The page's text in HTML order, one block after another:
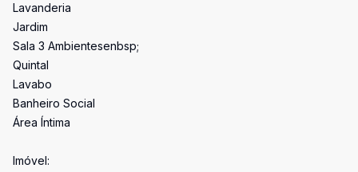
Lavanderia
Jardim
Sala 3 Ambientesenbsp;
Quintal
Lavabo
Banheiro Social
Área Íntima
Imóvel: